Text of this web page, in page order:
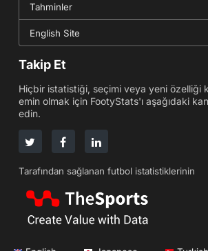
Tahminler
English Site
Takip Et
Hiçbir istatistiği, seçimi veya yeni özelliği
emin olmak için FootyStats'ı aşağıdaki
edin.
Tarafından sağlanan futbol istatistiklerinin